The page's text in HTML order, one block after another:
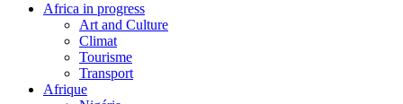
Africa in progress
Art and Culture
Climat
Tourisme
Transport
Afrique